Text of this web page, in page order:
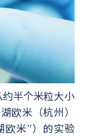
半个米粒大小
欧米（杭州）
欧米”）的实验